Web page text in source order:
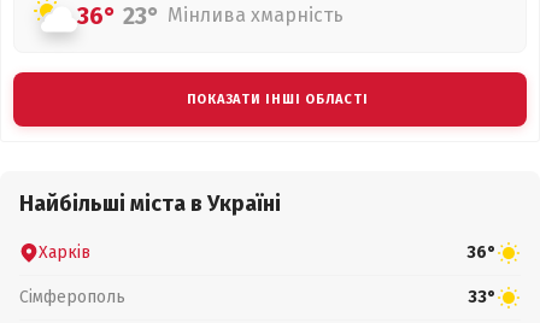
36° 23° Мінлива хмарність
ПОКАЗАТИ ІНШІ ОБЛАСТІ
Найбільші міста в Україні
Харків 36°
Сімферополь 33°